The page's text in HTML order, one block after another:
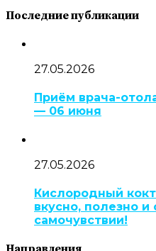
Последние публикации
27.05.2026
Приём врача-
— 06 июня
27.05.2026
Кислородный
вкусно, полезно
самочувствии!